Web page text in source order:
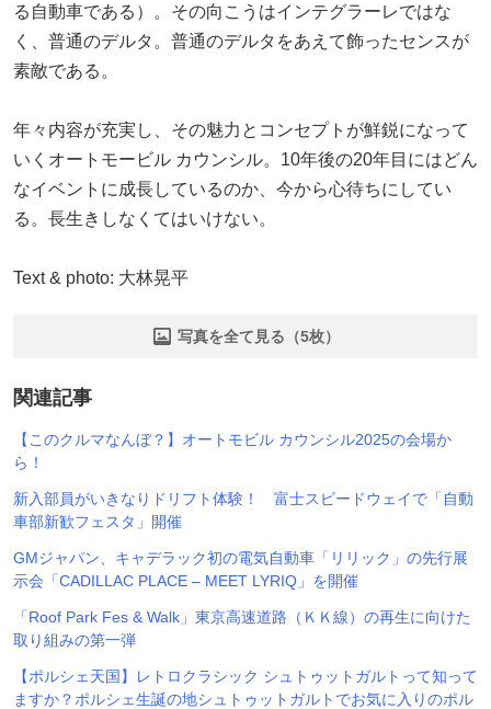
る自動車である）。その向こうはインテグラーレではな
く、普通のデルタ。普通のデルタをあえて飾ったセンスが
素敵である。
年々内容が充実し、その魅力とコンセプトが鮮鋭になって
いくオートモービル カウンシル。10年後の20年目にはどん
なイベントに成長しているのか、今から心待ちにしてい
る。長生きしなくてはいけない。
Text & photo: 大林晃平
写真を全て見る（5枚）
関連記事
【このクルマなんぼ？】オートモビル カウンシル2025の会場か
ら！
新入部員がいきなりドリフト体験！ 富士スピードウェイで「自動
車部新歓フェスタ」開催
GMジャパン、キャデラック初の電気自動車「リリック」の先行展
示会「CADILLAC PLACE – MEET LYRIQ」を開催
「Roof Park Fes & Walk」東京高速道路（ＫＫ線）の再生に向けた
取り組みの第一弾
【ポルシェ天国】レトロクラシック シュトゥットガルトって知って
ますか？ポルシェ生誕の地シュトゥットガルトでお気に入りのポル